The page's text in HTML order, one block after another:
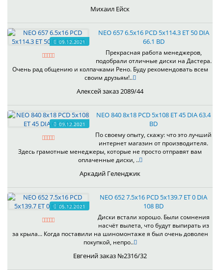
Михаил Ейск
09.12.2021
NEO 657 6.5x16 PCD 5x114.3 ET 50 DIA
66.1 BD
Прекрасная работа менеджеров,
подобрали отличные диски на Дастера.
Очень рад общению и колпачками Рено. Буду рекомендовать всем
своим друзьям!..
Алексей заказ 2089/44
09.12.2021
NEO 840 8x18 PCD 5x108 ET 45 DIA 63.4
BD
По своему опыту, скажу: что это лучший
интернет магазин от производителя.
Здесь грамотные менеджеры, которые не просто отправят вам
оплаченные диски, ..
Аркадий Геленджик
05.12.2021
NEO 652 7.5x16 PCD 5x139.7 ET 0 DIA
108 BD
Диски встали хорошо. Были сомнения
насчёт вылета, что будут выпирать из
за крыла... Когда поставили на шиномонтаже я был очень доволен
покупкой, непро..
Евгений заказ №2316/32